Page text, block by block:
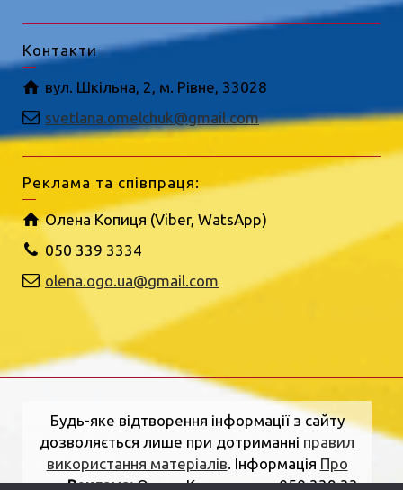
Контакти
вул. Шкільна, 2, м. Рівне, 33028
svetlana.omelchuk@gmail.com
Реклама та співпраця:
Олена Копиця (Viber, WatsApp)
050 339 3334
olena.ogo.ua@gmail.com
Будь-яке відтворення інформації з сайту
дозволяється лише при дотриманні правил
використання матеріалів . Інформація Про
нас.Реклама:Олена Копиця, тел. 050 339 33